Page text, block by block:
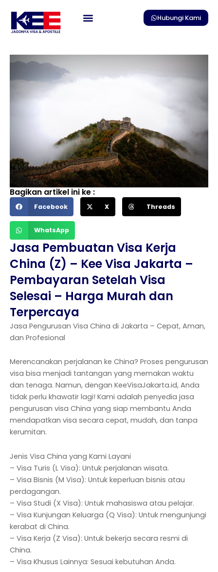
content
Hubungi Kami
Bagikan artikel ini ke :
Facebook X Threads
WhatsApp
Jasa Pembuatan Visa Kerja
China (Z) – Kee Visa Jakarta –
Pembayaran Setelah Visa
Selesai – Harga Murah dan
Terpercaya
Jasa Pengurusan Visa China di Jakarta – Cepat, Aman,
dan Profesional
Merencanakan perjalanan ke China? Proses pengurusan
visa bisa menjadi tantangan yang memakan waktu
dan tenaga. Namun, dengan KeeVisaJakarta.id, Anda
tidak perlu khawatir lagi! Kami adalah penyedia jasa
pengurusan visa China yang siap membantu Anda
mendapatkan visa secara cepat, mudah, dan tanpa
kerumitan.
Jenis Visa China yang Kami Layani
– Visa Turis (L Visa): Untuk perjalanan wisata.
– Visa Bisnis (M Visa): Untuk keperluan bisnis atau
perdagangan.
– Visa Studi (X Visa): Untuk mahasiswa atau pelajar.
– Visa Kunjungan Keluarga (Q Visa): Untuk mengunjungi
kerabat di China.
– Visa Kerja (Z Visa): Untuk bekerja secara resmi di
China.
– Visa Khusus Lainnya: Sesuai kebutuhan Anda.